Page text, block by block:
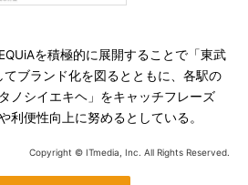
を積極的に展開することで「東武
てブランド化を図るとともに、各駅の
ノシイエキヘ」をキャッチフレーズ
利便性向上に努めるとしている。
Copyright © ITmedia, Inc. All Rights Reserved.